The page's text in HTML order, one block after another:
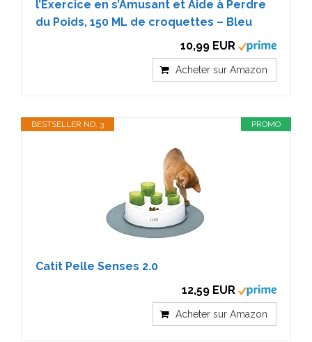
l’Exercice en s’Amusant et Aide à Perdre
du Poids, 150 ML de croquettes – Bleu
10,99 EUR
Acheter sur Amazon
PROMO
BESTSELLER NO. 3
Catit Pelle Senses 2.0
12,59 EUR
Acheter sur Amazon